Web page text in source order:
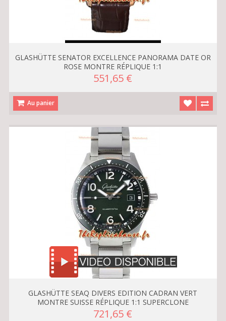
GLASHÜTTE SENATOR EXCELLENCE PANORAMA DATE OR
ROSE MONTRE RÉPLIQUE 1:1
551,65 €
Au panier
GLASHÜTTE SEAQ DIVERS EDITION CADRAN VERT
MONTRE SUISSE RÉPLIQUE 1:1 SUPERCLONE
721,65 €